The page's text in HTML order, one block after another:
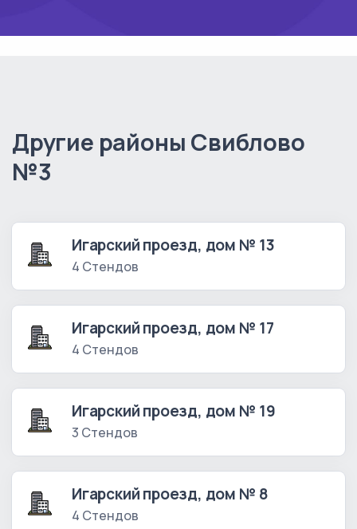
Другие районы Свиблово
№3
Игарский проезд, дом № 13
4 Стендов
Игарский проезд, дом № 17
4 Стендов
Игарский проезд, дом № 19
3 Стендов
Игарский проезд, дом № 8
4 Стендов